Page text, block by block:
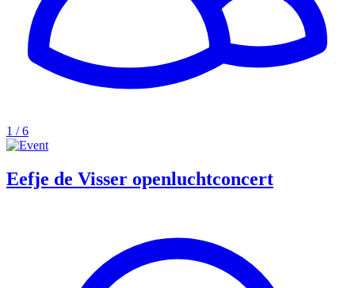
1 / 6
Eefje de Visser openluchtconcert